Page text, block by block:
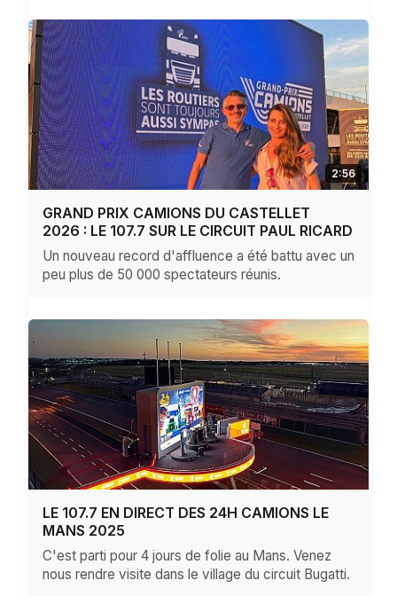
2:56
GRAND PRIX CAMIONS DU CASTELLET
2026 : LE 107.7 SUR LE CIRCUIT PAUL RICARD
Un nouveau record d'affluence a été battu avec un
peu plus de 50 000 spectateurs réunis.
LE 107.7 EN DIRECT DES 24H CAMIONS LE
MANS 2025
C'est parti pour 4 jours de folie au Mans. Venez
nous rendre visite dans le village du circuit Bugatti.